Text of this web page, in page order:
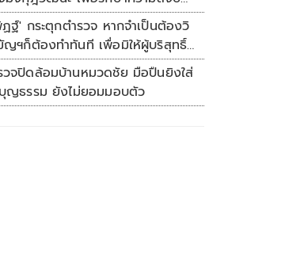
ดภัยภายในรพ.
ฐ์' กระตุกตำรวจ หากจำเป็นต้องวิ
ญฯก็ต้องทำทันที เพื่อมิให้ผู้บริสุทธิ์
ชีวิตเพิ่ม
วจปิดล้อมบ้านหมวดชัย มือปืนยิงใส่
ญธรรม ยังไม่ยอมมอบตัว